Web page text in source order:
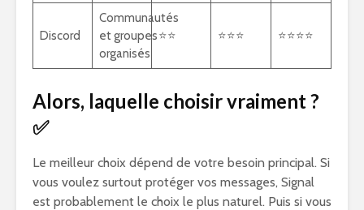
Discord
Communautés
et groupes
organisés
⭐⭐ ⭐⭐⭐ ⭐⭐⭐⭐
Alors, laquelle choisir vraiment ?
✅
Le meilleur choix dépend de votre besoin principal. Si
vous voulez surtout protéger vos messages, Signal
est probablement le choix le plus naturel. Puis si vous